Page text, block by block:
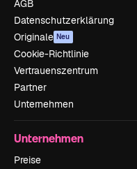
AGB
Datenschutzerklärung
Originale Neu
Cookie-Richtlinie
Vertrauenszentrum
Partner
Unternehmen
Unternehmen
Preise